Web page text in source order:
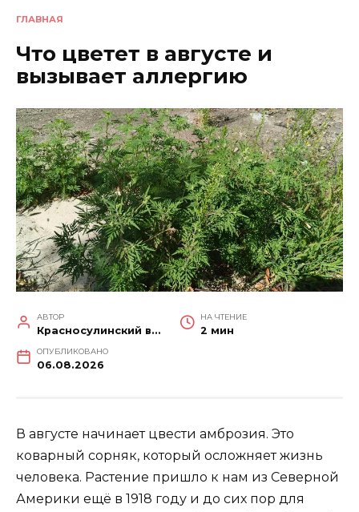
ГЛАВНАЯ
Что цветет в августе и
вызывает аллергию
АВТОР
Красносулинский вестник
НА ЧТЕНИЕ
2 мин
ОПУБЛИКОВАНО
06.08.2026
В августе начинает цвести амброзия. Это
коварный сорняк, который осложняет жизнь
человека. Растение пришло к нам из Северной
Америки ещё в 1918 году и до сих пор для